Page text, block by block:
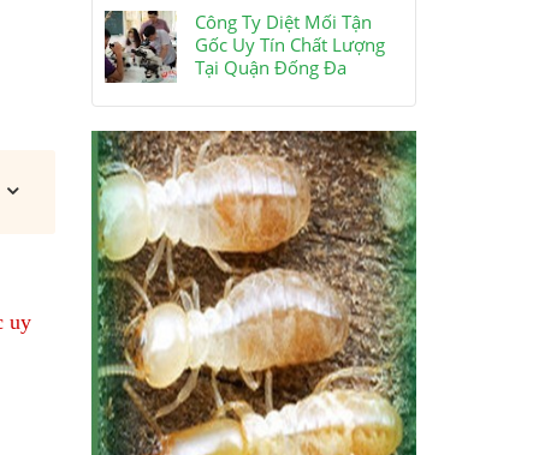
uy
Công Ty Diệt Mối Tận
Gốc Uy Tín Chất Lượng
Tại Quận Đống Đa